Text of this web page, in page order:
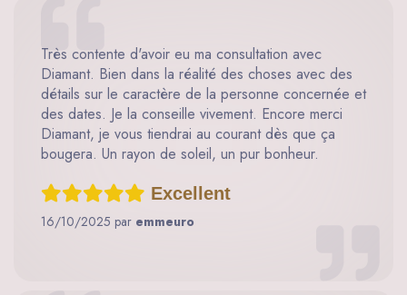
Très contente d'avoir eu ma consultation avec
Diamant. Bien dans la réalité des choses avec des
détails sur le caractère de la personne concernée et
des dates. Je la conseille vivement. Encore merci
Diamant, je vous tiendrai au courant dès que ça
bougera. Un rayon de soleil, un pur bonheur.
Excellent
16/10/2025 par emmeuro